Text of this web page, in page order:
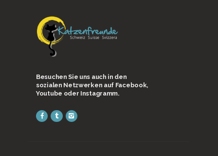
Besuchen Sie uns auch in den
sozialen Netzwerken auf Facebook,
Youtube oder Instagramm.